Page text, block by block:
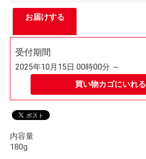
お届けする
買い物カゴにいれる
受付期間
2025年10月15日 00時00分 ～
内容量
180g